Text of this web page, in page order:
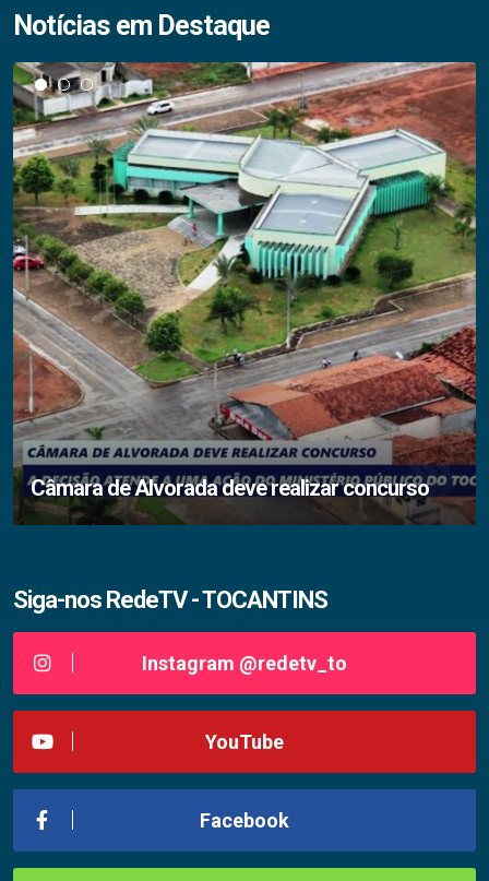
Notícias em Destaque
Câmara de Alvorada deve realizar concurso
Siga-nos RedeTV - TOCANTINS
Instagram @redetv_to
YouTube
Facebook